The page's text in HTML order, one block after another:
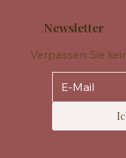
Newsletter
Verpassen Sie